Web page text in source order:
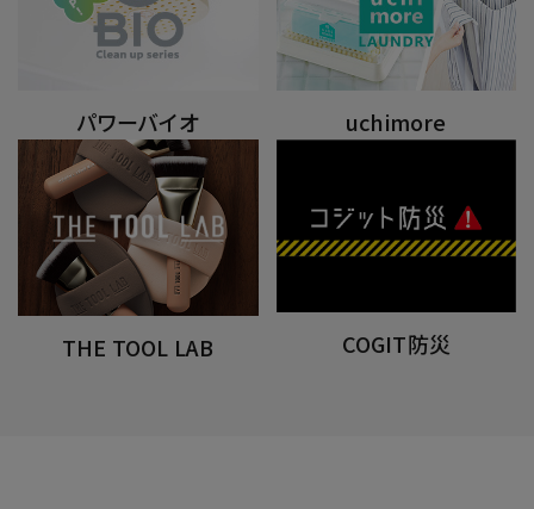
パワーバイオ uchimore
THE TOOL LAB COGIT防災